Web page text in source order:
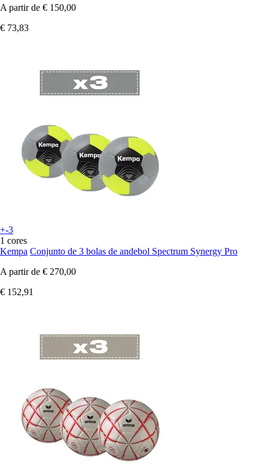
A partir de € 150,00
€ 73,83
+-3
1 cores
Kempa Conjunto de 3 bolas de andebol Spectrum Synergy Pro
A partir de € 270,00
€ 152,91